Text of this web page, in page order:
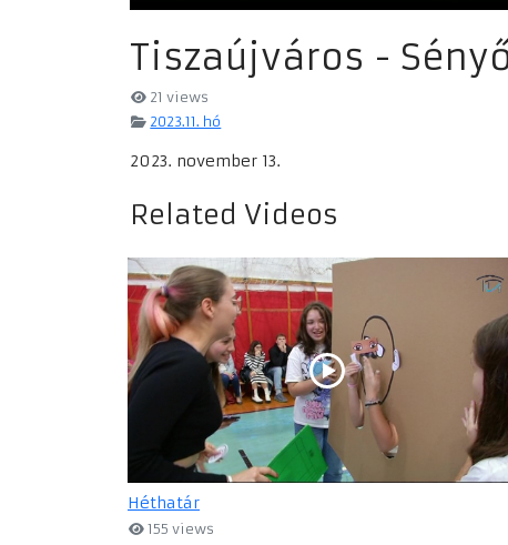
Tiszaújváros -
21 views
2023.11. hó
2023. november 13.
Related Videos
Héthatár
155 views